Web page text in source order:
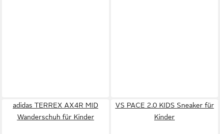
adidas TERREX AX4R MID
Wanderschuh für Kinder
VS PACE 2.0 KIDS Sneaker für
Kinder